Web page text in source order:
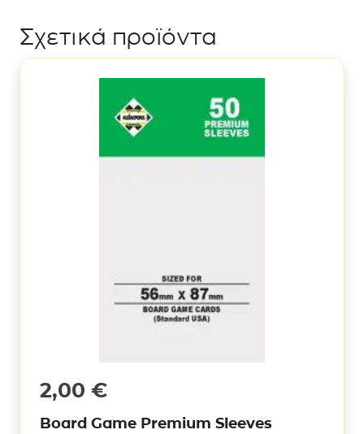
Σχετικά προϊόντα
2,00 €
Board Game Premium Sleeves